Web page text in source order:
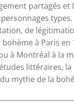
partagés
de
à Paris
à Montréal à la
littéraires,
mythe de la